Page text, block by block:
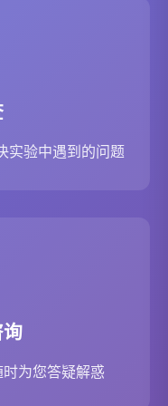
实验中遇到的问题
为您答疑解惑